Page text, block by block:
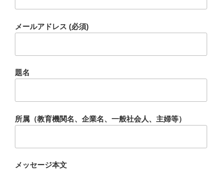
メールアドレス (必須)
題名
所属（教育機関名、企業名、一般社会人、主婦等）
メッセージ本文